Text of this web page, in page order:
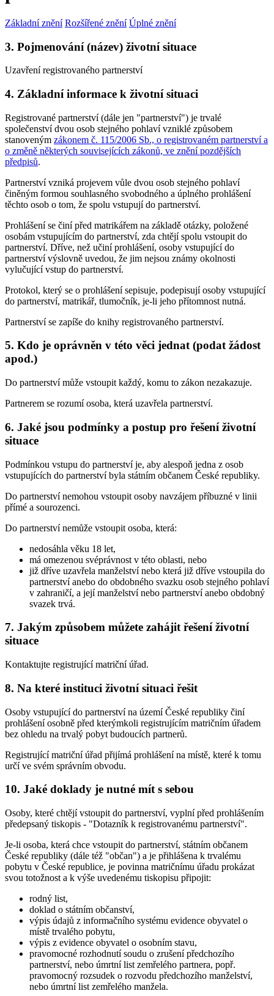
Základní znění Rozšířené znění Úplné znění
3. Pojmenování (název) životní situace
Uzavření registrovaného partnerství
4. Základní informace k životní situaci
Registrované partnerství (dále jen "partnerství") je trvalé
společenství dvou osob stejného pohlaví vzniklé způsobem
stanoveným zákonem č. 115/2006 Sb., o registrovaném partnerství a
o změně některých souvisejících zákonů, ve znění pozdějších
předpisů.
Partnerství vzniká projevem vůle dvou osob stejného pohlaví
činěným formou souhlasného svobodného a úplného prohlášení
těchto osob o tom, že spolu vstupují do partnerství.
Prohlášení se činí před matrikářem na základě otázky, položené
osobám vstupujícím do partnerství, zda chtějí spolu vstoupit do
partnerství. Dříve, než učiní prohlášení, osoby vstupující do
partnerství výslovně uvedou, že jim nejsou známy okolnosti
vylučující vstup do partnerství.
Protokol, který se o prohlášení sepisuje, podepisují osoby vstupující
do partnerství, matrikář, tlumočník, je-li jeho přítomnost nutná.
Partnerství se zapíše do knihy registrovaného partnerství.
5. Kdo je oprávněn v této věci jednat (podat žádost
apod.)
Do partnerství může vstoupit každý, komu to zákon nezakazuje.
Partnerem se rozumí osoba, která uzavřela partnerství.
6. Jaké jsou podmínky a postup pro řešení životní
situace
Podmínkou vstupu do partnerství je, aby alespoň jedna z osob
vstupujících do partnerství byla státním občanem České republiky.
Do partnerství nemohou vstoupit osoby navzájem příbuzné v linii
přímé a sourozenci.
Do partnerství nemůže vstoupit osoba, která:
nedosáhla věku 18 let,
má omezenou svéprávnost v této oblasti, nebo
již dříve uzavřela manželství nebo která již dříve vstoupila do
partnerství anebo do obdobného svazku osob stejného pohlaví
v zahraničí, a její manželství nebo partnerství anebo obdobný
svazek trvá.
7. Jakým způsobem můžete zahájit řešení životní
situace
Kontaktujte registrující matriční úřad.
8. Na které instituci životní situaci řešit
Osoby vstupující do partnerství na území České republiky činí
prohlášení osobně před kterýmkoli registrujícím matričním úřadem
bez ohledu na trvalý pobyt budoucích partnerů.
Registrující matriční úřad přijímá prohlášení na místě, které k tomu
určí ve svém správním obvodu.
10. Jaké doklady je nutné mít s sebou
Osoby, které chtějí vstoupit do partnerství, vyplní před prohlášením
předepsaný tiskopis - "Dotazník k registrovanému partnerství".
Je-li osoba, která chce vstoupit do partnerství, státním občanem
České republiky (dále též "občan") a je přihlášena k trvalému
pobytu v České republice, je povinna matričnímu úřadu prokázat
svou totožnost a k výše uvedenému tiskopisu připojit:
rodný list,
doklad o státním občanství,
výpis údajů z informačního systému evidence obyvatel o
místě trvalého pobytu,
výpis z evidence obyvatel o osobním stavu,
pravomocné rozhodnutí soudu o zrušení předchozího
partnerství, nebo úmrtní list zemřelého partnera, popř.
pravomocný rozsudek o rozvodu předchozího manželství,
nebo úmrtní list zemřelého manžela.